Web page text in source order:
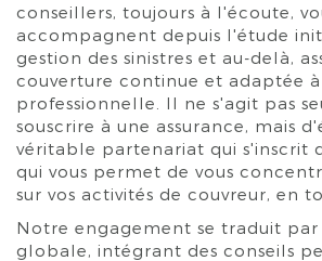
conseillers, toujours à l'écoute,
accompagnent depuis l'étude
gestion des sinistres et au-delà,
couverture continue et adaptée
professionnelle. Il ne s'agit pas
souscrire à une assurance, mais
véritable partenariat qui s'inscrit
qui vous permet de vous
sur vos activités de couvreur, en
Notre engagement se traduit par
globale, intégrant des conseils